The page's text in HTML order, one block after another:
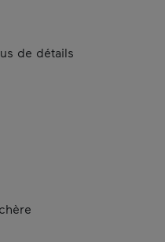
de détails